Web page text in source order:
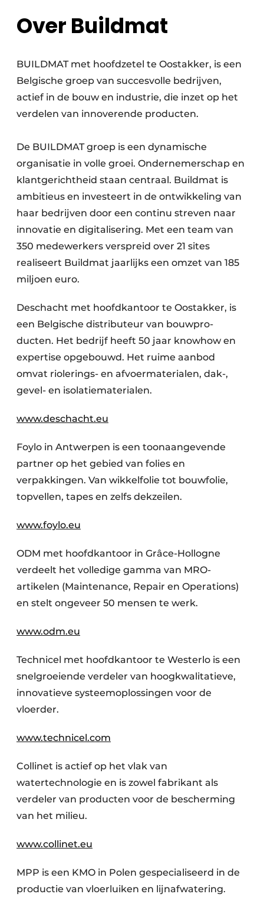
Over Buildmat
BUILDMAT met hoofdzetel te Oostakker, is een
Belgische groep van succesvolle bedrijven,
actief in de bouw en industrie, die inzet op het
verdelen van innoverende producten.
De BUILDMAT groep is een dynamische
organisatie in volle groei. Ondernemerschap en
klantgerichtheid staan centraal. Buildmat is
ambitieus en investeert in de ontwikkeling van
haar bedrijven door een continu streven naar
innovatie en digitalisering. Met een team van
350 medewerkers verspreid over 21 sites
realiseert Buildmat jaarlijks een omzet van 185
miljoen euro.
Deschacht met hoofdkantoor te Oostakker, is
een Belgische distributeur van bouwpro-
ducten. Het bedrijf heeft 50 jaar knowhow en
expertise opgebouwd. Het ruime aanbod
omvat riolerings- en afvoermaterialen, dak-,
gevel- en isolatiematerialen.
www.deschacht.eu
Foylo in Antwerpen is een toonaangevende
partner op het gebied van folies en
verpakkingen. Van wikkelfolie tot bouwfolie,
topvellen, tapes en zelfs dekzeilen.
www.foylo.eu
ODM met hoofdkantoor in Grâce-Hollogne
verdeelt het volledige gamma van MRO-
artikelen (Maintenance, Repair en Operations)
en stelt ongeveer 50 mensen te werk.
www.odm.eu
Technicel met hoofdkantoor te Westerlo is een
snelgroeiende verdeler van hoogkwalitatieve,
innovatieve systeemoplossingen voor de
vloerder.
www.technicel.com
Collinet is actief op het vlak van
watertechnologie en is zowel fabrikant als
verdeler van producten voor de bescherming
van het milieu.
www.collinet.eu
MPP is een KMO in Polen gespecialiseerd in de
productie van vloerluiken en lijnafwatering.